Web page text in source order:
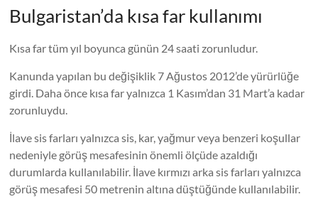
Bulgaristan’da kısa far kullanımı
Kısa far tüm yıl boyunca günün 24 saati zorunludur.
Kanunda yapılan bu değişiklik 7 Ağustos 2012’de yürürlüğe
girdi. Daha önce kısa far yalnızca 1 Kasım’dan 31 Mart’a kadar
zorunluydu.
İlave sis farları yalnızca sis, kar, yağmur veya benzeri koşullar
nedeniyle görüş mesafesinin önemli ölçüde azaldığı
durumlarda kullanılabilir. İlave kırmızı arka sis farları yalnızca
görüş mesafesi 50 metrenin altına düştüğünde kullanılabilir.